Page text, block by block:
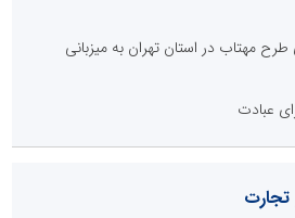
مهتاب در استان تهران به میزبانی
عبادت